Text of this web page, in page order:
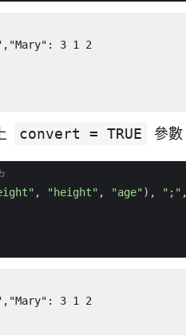
3 1 2
convert = TRUE 參數
, "height" , "age"), ";" ,
3 1 2